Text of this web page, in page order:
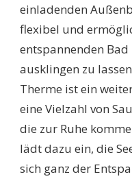
einladenden
flexibel und
entspannenden
ausklingen zu
Therme ist ein
eine Vielzahl von
die zur Ruhe
lädt dazu ein, die
sich ganz der